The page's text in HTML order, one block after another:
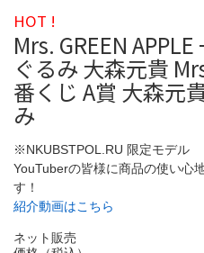
HOT !
Mrs. GREEN
ぐるみ 大森元貴
番くじ A賞 大森元
み
※NKUBSTPOL.RU 限定モデル
YouTuberの皆様に商品の使い心
す！
紹介動画はこちら
ネット販売